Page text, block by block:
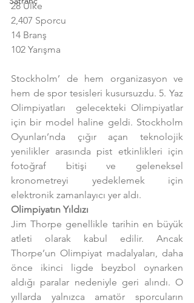
28 Ülke
2,407 Sporcu
14 Branş
102 Yarışma
Stockholm’ de hem organizasyon ve
hem de spor tesisleri kusursuzdu. 5. Yaz
Olimpiyatları  gelecekteki Olimpiyatlar
için bir model haline geldi. Stockholm
Oyunları’nda çığır açan teknolojik
yenilikler arasında pist etkinlikleri için
fotoğraf bitişi ve geleneksel
kronometreyi yedeklemek için
elektronik zamanlayıcı yer aldı.
Olimpiyatın Yıldızı
Jim Thorpe genellikle tarihin en büyük
atleti olarak kabul edilir. Ancak
Thorpe’un Olimpiyat madalyaları, daha
önce ikinci ligde beyzbol oynarken
aldığı paralar nedeniyle geri alındı. O
yıllarda yalnızca amatör sporcuların